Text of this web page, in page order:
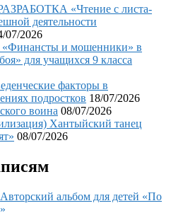
«Чтение с листа-
деятельности
07/2026
«Финансты и мошенники» в
для учащихся 9 класса
факторы в
подростков 18/07/2026
воина 08/07/2026
Хантыйский танец
08/07/2026
Авторский альбом для детей «По